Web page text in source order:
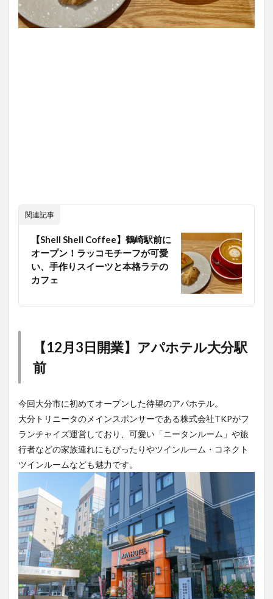
関連記事
【Shell Shell Coffee】鶴崎駅前に
オープン！ラッコモチーフが可愛
い、手作りスイーツと本格ラテの
カフェ
【12月3日開業】アパホテル大分駅
前
今回大分市に初めてオープンした待望のアパホテル。
大分トリニータのメインスポンサーである株式会社TKPがフ
ランチャイズ運営しており、可愛い「ニータンルーム」や旅
行者などの家族連れにもぴったりやツインルーム・コネクト
ツインルームなども魅力です。